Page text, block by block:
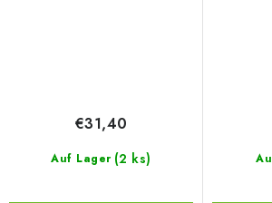
Auf Lager (2 ks)
€31,40